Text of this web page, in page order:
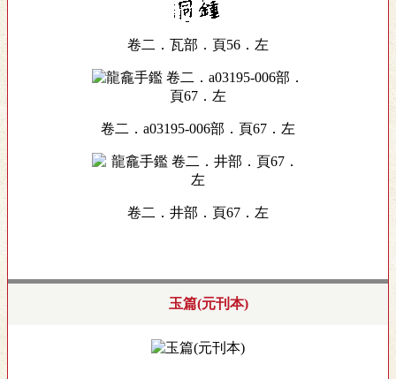
卷二．瓦部．頁56．左
卷二．a03195-006部．頁67．左
卷二．井部．頁67．左
玉篇(元刊本)